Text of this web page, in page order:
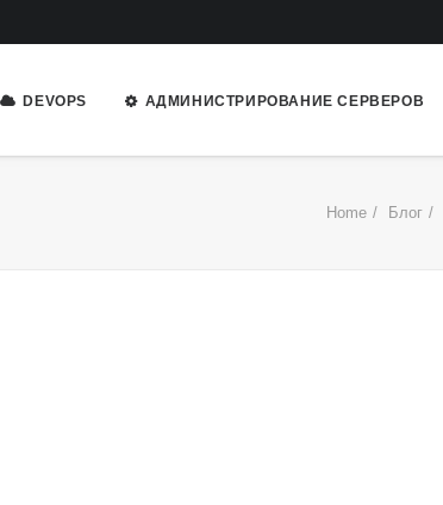
DEVOPS АДМИНИСТРИРОВАНИЕ СЕРВЕРОВ
Home Блог